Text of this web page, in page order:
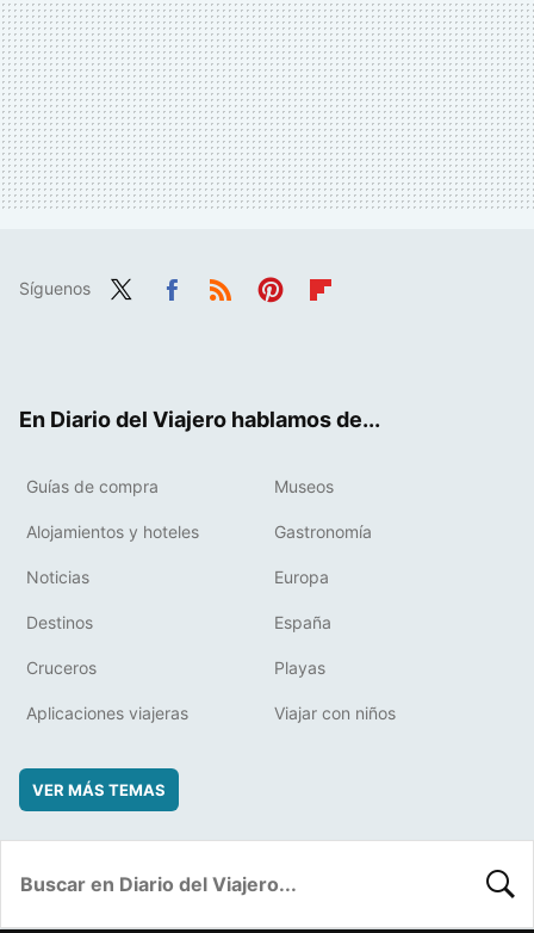
Síguenos
En Diario del Viajero hablamos de...
Guías de compra Museos
Alojamientos y hoteles Gastronomía
Noticias Europa
Destinos España
Cruceros Playas
Aplicaciones viajeras Viajar con niños
VER MÁS TEMAS